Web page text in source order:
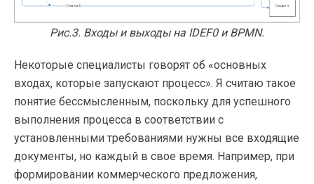
Рис.3. Входы и выходы на IDEF0 и BPMN.
Некоторые специалисты говорят об «основных
входах, которые запускают процесс». Я считаю такое
понятие бессмысленным, поскольку для успешного
выполнения процесса в соответствии с
установленными требованиями нужны все входящие
документы, но каждый в свое время. Например, при
формировании коммерческого предложения,